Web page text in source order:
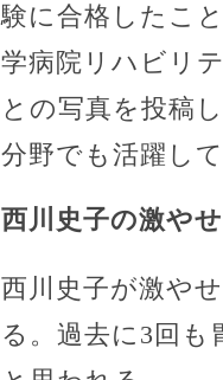
験に合格したこ
学病院リハビリ
との写真を投稿
分野でも活躍し
西川史子の激や
西川史子が激や
る。過去に3回も